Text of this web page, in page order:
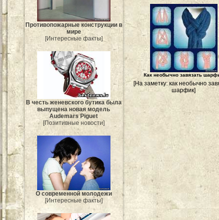
Противопожарные конструкции в
мире
[Интересные факты]
В честь женевского бутика была
выпущена новая модель
Audemars Piguet
[Позитивные новости]
О современной молодежи
[Интересные факты]
Как необычно завязать
[На заметку: как необычно
шарфик]